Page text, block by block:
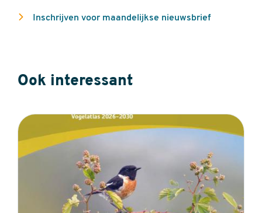
Inschrijven voor maandelijkse nieuwsbrief
Ook interessant